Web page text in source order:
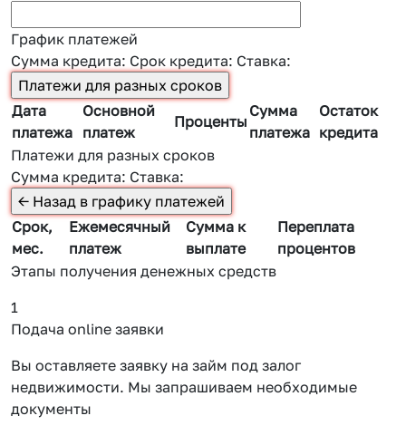
График платежей
Сумма кредита: Срок кредита: Ставка:
Дата
платежа
Основной
платеж
Проценты
Сумма
платежа
Остаток
кредита
Платежи для разных сроков
Сумма кредита: Ставка:
Срок,
мес.
Ежемесячный
платеж
Сумма к
выплате
Переплата
процентов
Этапы получения денежных средств
1
Подача online заявки
Вы оставляете заявку на займ под залог
недвижимости. Мы запрашиваем необходимые
документы